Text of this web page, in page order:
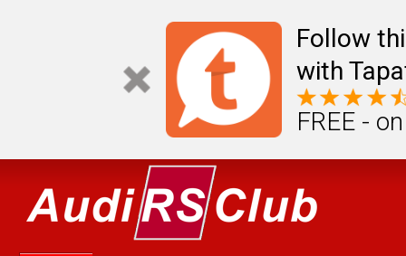
Follow
with
FREE -